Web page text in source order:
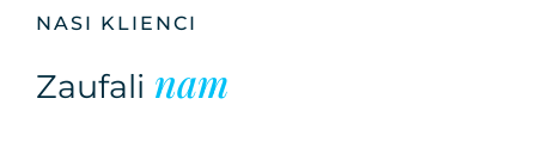
NASI KLIENCI
Zaufali nam